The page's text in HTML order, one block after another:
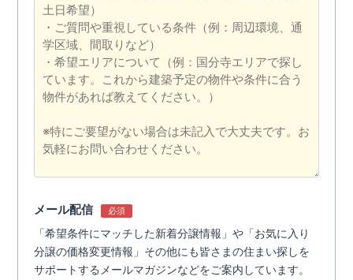
メール配信 必須
「希望条件にマッチした新着分譲情報」や「お気に入り
分譲の価格変更情報」その他にも皆さまの住まい探しを
サポートするメールマガジンなどをご案内しています。